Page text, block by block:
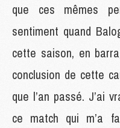
que ces mêmes
sentiment quand
cette saison, en
conclusion de cette
que l’an passé. J’ai
ce match qui m’a